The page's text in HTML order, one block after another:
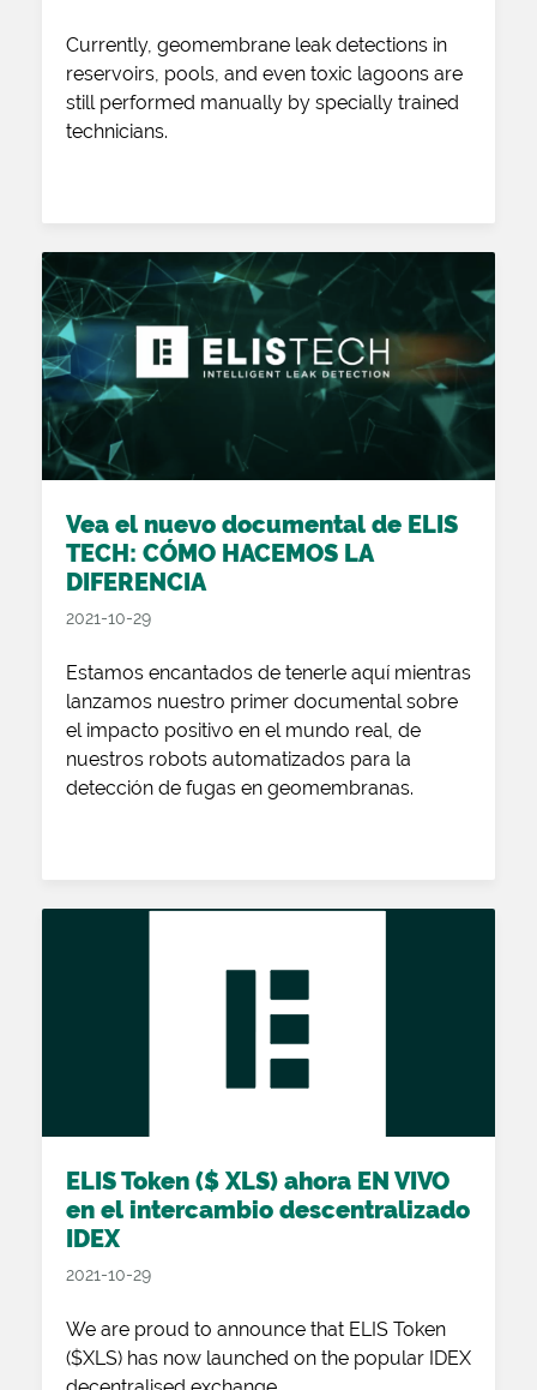
Currently, geomembrane leak detections in
reservoirs, pools, and even toxic lagoons are
still performed manually by specially trained
technicians.
Vea el nuevo documental de ELIS
TECH: CÓMO HACEMOS LA
DIFERENCIA
2021-10-29
Estamos encantados de tenerle aquí mientras
lanzamos nuestro primer documental sobre
el impacto positivo en el mundo real, de
nuestros robots automatizados para la
detección de fugas en geomembranas.
ELIS Token ($ XLS) ahora EN VIVO
en el intercambio descentralizado
IDEX
2021-10-29
We are proud to announce that ELIS Token
($XLS) has now launched on the popular IDEX